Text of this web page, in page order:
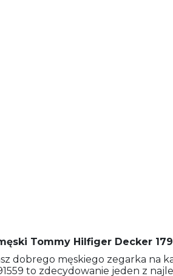
Tommy Hilfiger Decker
dobrego męskiego zegarka na
to zdecydowanie jeden z